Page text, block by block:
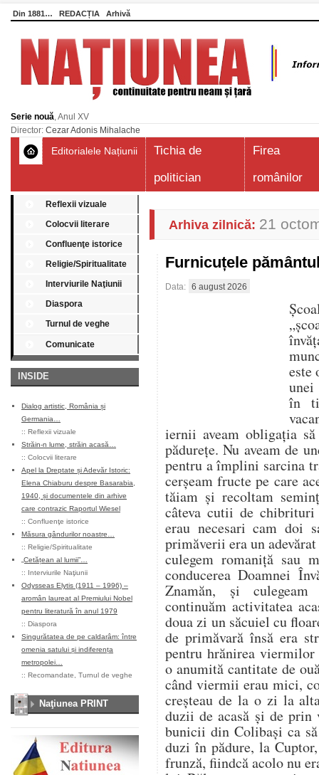
Din 1881… REDACȚIA Arhivă
Serie nouă, Anul XV
Director: Cezar Adonis Mihalache
Editorialele Națiunii
Tichia de
politician
Firea
românilor
Reflexii vizuale
Colocvii literare
Confluenţe istorice
Religie/Spiritualitate
Interviurile Naţiunii
Diaspora
Turnul de veghe
Comunicate
INSIDE
Dialog artistic, România și
Germania…
:: Reflexii vizuale
Străin-n lume, străin acasă…
:: Colocvii literare
Apel la Dreptate și Adevăr Istoric:
Elena Chiaburu despre Basarabia,
1940, și documentele din arhive
care contrazic Raportul Wiesel
:: Confluenţe istorice
Măsura gândurilor noastre…
:: Religie/Spiritualitate
„Cetățean al lumii”…
:: Interviurile Naţiunii
Odysseas Elytis (1911 – 1996) –
aromân laureat al Premiului Nobel
pentru literatură în anul 1979
:: Diaspora
Singurătatea de pe caldarâm: între
omenia satului și indiferența
metropolei…
:: Recomandate Turnul de veghe
Naţiunea PRINT
Arhiva zilnică: 21
Furnicuțele
Data: 6 august 2026
este
unei
în
iernii aveam obligația
pădurețe. Nu aveam de
pentru a împlini sarcina
cerșeam fructe pe care
tăiam și recoltam
câteva cutii de chibrituri
erau necesari cam doi
primăverii era un
culegem romaniță sau
conducerea Doamnei
Znamăn, și
continuăm activitatea
doua zi un săcuiel cu
de primăvară însă era
pentru hrănirea viermilor
o anumită cantitate de
când viermii erau mici,
creșteau de la o zi la
duzii de acasă și de prin
bunicii din Colibași ca
duzi în pădure, la
frunză, fiindcă acolo nu